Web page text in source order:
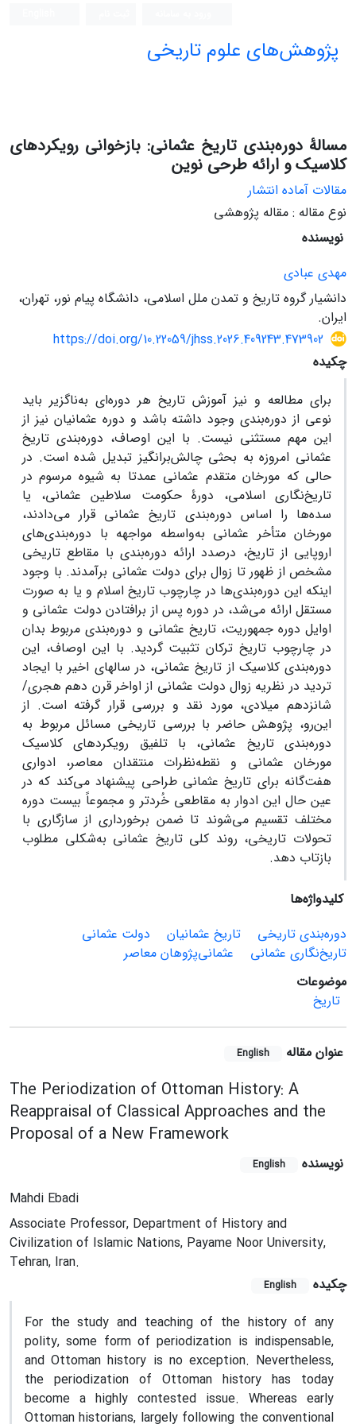
پژوهش‌های علوم تاریخی
مسالۀ دوره‌بندی تاریخ عثمانی: بازخوانی رویکردهای
کلاسیک و ارائه طرحی نوین
مقالات آماده انتشار
نوع مقاله : مقاله پژوهشی
نویسنده
مهدی عبادی
دانشیار گروه تاریخ و تمدن ملل اسلامی، دانشگاه پیام نور، تهران،
ایران.
https://doi.org/10.22059/jhss.2026.409243.473902
چکیده
برای مطالعه و نیز آموزش تاریخ هر دوره‌ای به‌ناگزیر باید
نوعی از دوره‌بندی وجود داشته باشد و دوره‌ عثمانیان نیز از
این مهم مستثنی نیست. با این اوصاف، دوره‌بندی تاریخ
عثمانی امروزه به بحثی چالش‌‌برانگیز تبدیل شده است. در
حالی که مورخان متقدم عثمانی عمدتا به شیوه مرسوم در
تاریخ‌نگاری اسلامی، دورۀ حکومت سلاطین عثمانی، یا
سده‌ها را اساس دوره‌بندی تاریخ عثمانی قرار می‌دادند،
مورخان متأخر عثمانی به‌واسطه مواجهه با دوره‌بندی‌های
اروپایی از تاریخ، درصدد ارائه دوره‌بندی با مقاطع تاریخی
مشخص از ظهور تا زوال برای دولت عثمانی برآمدند. با وجود
اینکه این دوره‌بندی‌ها در چارچوب تاریخ اسلام و یا به صورت
مستقل ارائه می‌شد، در دوره پس از برافتادن دولت عثمانی و
اوایل دوره جمهوریت، تاریخ عثمانی و دوره‌بندی مربوط بدان
در چارچوب تاریخ ترکان تثبیت گردید. با این اوصاف، این
دوره‌بندی کلاسیک از تاریخ عثمانی، در سالهای اخیر با ایجاد
تردید در نظریه زوال دولت عثمانی از اواخر قرن دهم هجری/
شانزدهم میلادی، مورد نقد و بررسی قرار گرفته است. از
این‌رو، پژوهش حاضر با بررسی تاریخی مسائل مربوط به
دوره‌بندی تاریخ عثمانی، با تلفیق رویکردهای کلاسیک
مورخان عثمانی و نقطه‌نظرات منتقدان معاصر، ادواری
هفت‌گانه برای تاریخ عثمانی طراحی پیشنهاد می‌کند که در
عین حال این ادوار به مقاطعی خُردتر و مجموعاً بیست دوره
مختلف تقسیم می‌شوند تا ضمن برخورداری از سازگاری با
تحولات تاریخی، روند کلی تاریخ عثمانی به‌شکلی مطلوب
بازتاب دهد.
کلیدواژه‌ها
دوره‌بندی تاریخی
تاریخ عثمانیان
دولت عثمانی
تاریخ‌نگاری عثمانی
عثمانی‌پژوهان معاصر
موضوعات
تاریخ
عنوان مقاله English
The Periodization of Ottoman History: A
Reappraisal of Classical Approaches and the
Proposal of a New Framework
نویسنده English
Mahdi Ebadi
Associate Professor, Department of History and
Civilization of Islamic Nations, Payame Noor University,
Tehran, Iran.
چکیده
English
For the study and teaching of the history of any
polity, some form of periodization is indispensable,
and Ottoman history is no exception. Nevertheless,
the periodization of Ottoman history has today
become a highly contested issue. Whereas early
Ottoman historians, largely following the conventional